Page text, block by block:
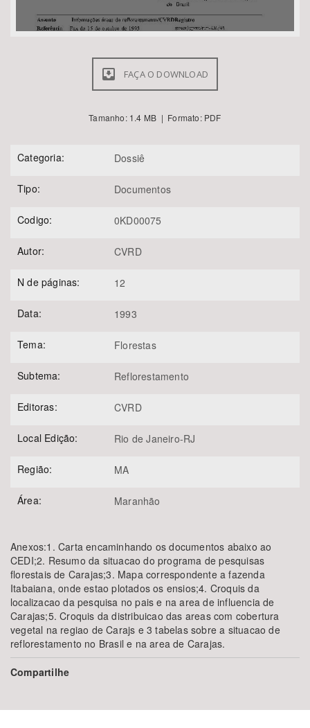
FAÇA O DOWNLOAD
Tamanho: 1.4 MB | Formato: PDF
Categoria: Dossiê
Tipo: Documentos
Codigo: 0KD00075
Autor: CVRD
N de páginas: 12
Data: 1993
Tema: Florestas
Subtema: Reflorestamento
Editoras: CVRD
Local Edição: Rio de Janeiro-RJ
Região: MA
Área: Maranhão
Anexos:1. Carta encaminhando os documentos abaixo ao
CEDI;2. Resumo da situacao do programa de pesquisas
florestais de Carajas;3. Mapa correspondente a fazenda
Itabaiana, onde estao plotados os ensios;4. Croquis da
localizacao da pesquisa no pais e na area de influencia de
Carajas;5. Croquis da distribuicao das areas com cobertura
vegetal na regiao de Carajs e 3 tabelas sobre a situacao de
reflorestamento no Brasil e na area de Carajas.
Compartilhe